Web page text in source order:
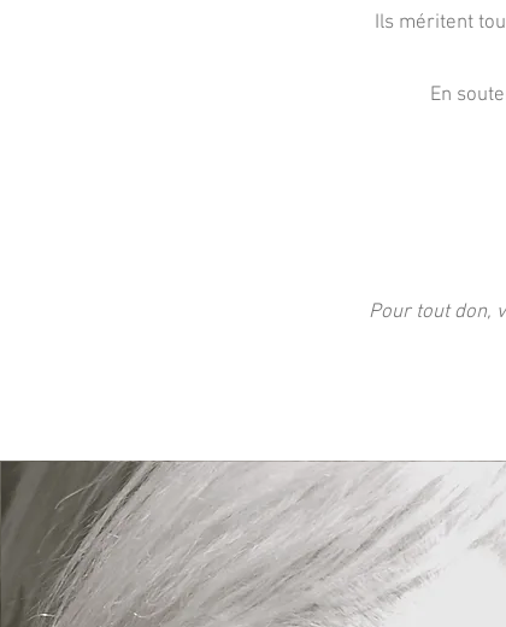
Ils méritent
En
Pour tout don,